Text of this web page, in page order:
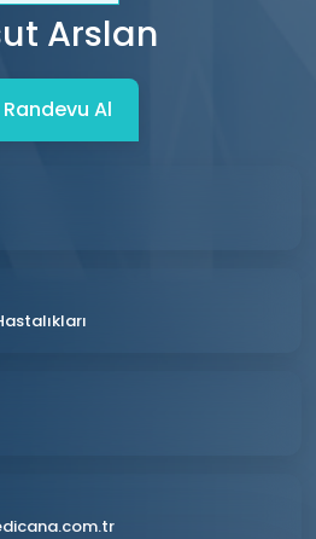
Arslan
Randevu Al